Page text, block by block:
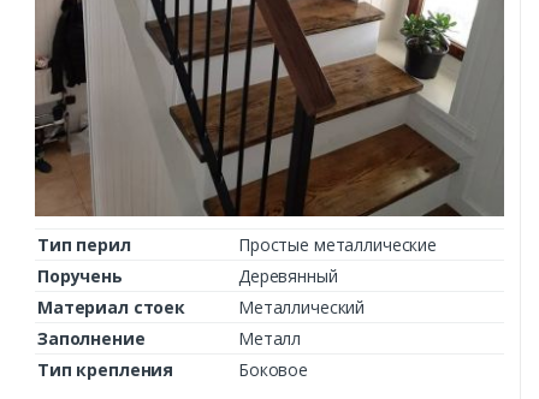
Тип перил
Простые металлические
Поручень
Деревянный
Материал стоек
Металлический
Заполнение
Металл
Тип крепления
Боковое